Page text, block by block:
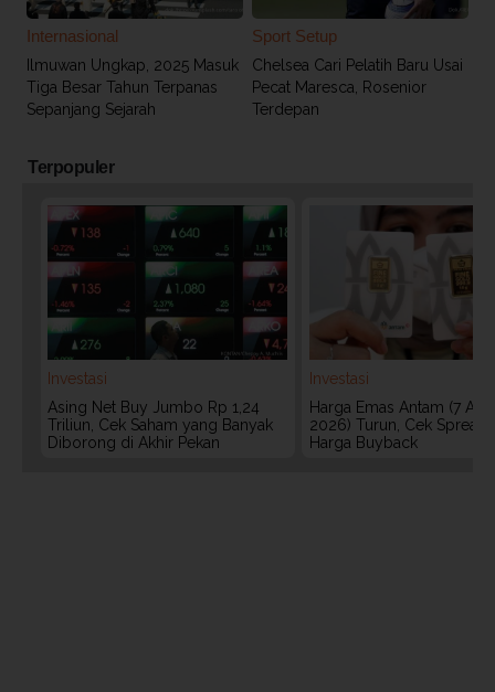
Internasional
Ilmuwan Ungkap, 2025 Masuk
Tiga Besar Tahun Terpanas
Sepanjang Sejarah
Sport Setup
Chelsea Cari Pelatih Baru Usai
Pecat Maresca, Rosenior
Terdepan
Terpopuler
Investasi
Asing Net Buy Jumbo Rp 1,24
Triliun, Cek Saham yang Banyak
Diborong di Akhir Pekan
Investasi
Harga Emas Antam (7
2026) Turun, Cek Spread
Harga Buyback